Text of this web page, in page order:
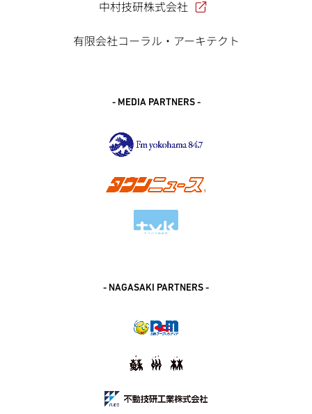
中村技研株式会社
有限会社コーラル・アーキテクト
- MEDIA PARTNERS -
- NAGASAKI PARTNERS -